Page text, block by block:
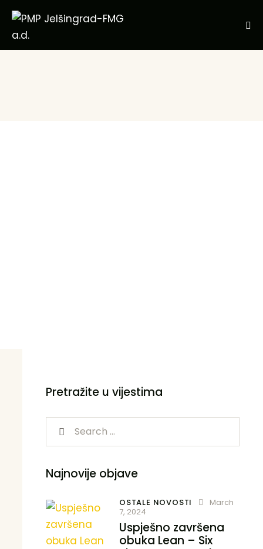
Pretražite u vijestima
Najnovije objave
OSTALE NOVOSTI
March
7, 2024
Uspješno završena
obuka Lean – Six